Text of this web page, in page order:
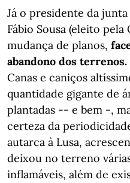
Já o presidente da
Fábio Sousa (eleito pela
mudança de planos,
abandono dos
Canas e caniços
quantidade gigante de
plantadas -- e bem -,
certeza da
autarca à Lusa,
deixou no terreno
inflamáveis, além de